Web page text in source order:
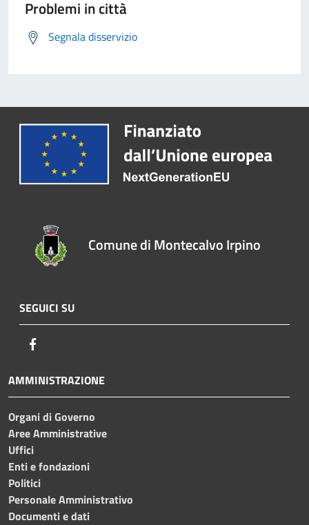
Problemi in città
Segnala disservizio
Comune di Montecalvo Irpino
SEGUICI SU
AMMINISTRAZIONE
Organi di Governo
Aree Amministrative
Uffici
Enti e fondazioni
Politici
Personale Amministrativo
Documenti e dati